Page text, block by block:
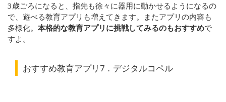
3歳ごろになると、指先も徐々に器用に動かせるようになるの
で、遊べる教育アプリも増えてきます。またアプリの内容も
多様化。 本格的な教育アプリに挑戦してみるのもおすすめで
すよ。
おすすめ教育アプリ7．デジタルコペル